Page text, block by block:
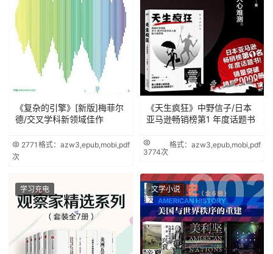
《复杂的引擎》[新版]梅菲尔
德/交叉学科新领域佳作
2771
次
格式：azw3,epub,mobi,pdf
《天生疯狂》中野信子/日本
亚马逊畅销榜第1 年度话题书
3774次
格式：azw3,epub,mobi,pdf
学习充电 文学小说